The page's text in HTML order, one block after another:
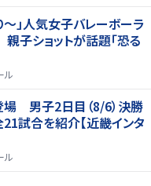
～」人気女子バレーボーラ
子ショットが話題「恐る
ル
男子2日目（8/6）決勝
21試合を紹介【近畿インタ
ル